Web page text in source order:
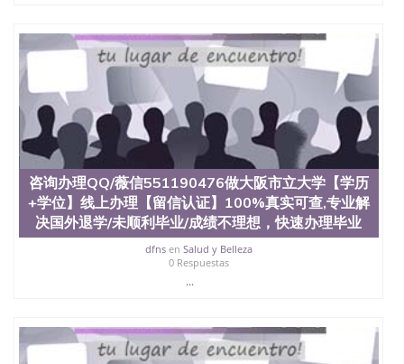
咨询办理QQ/薇信551190476做大阪市立大学【学历
+学位】线上办理【留信认证】100%真实可查,专业解
决国外退学/未顺利毕业/成绩不理想，快速办理毕业
dfnsen Salud y Belleza
0 Respuestas
...